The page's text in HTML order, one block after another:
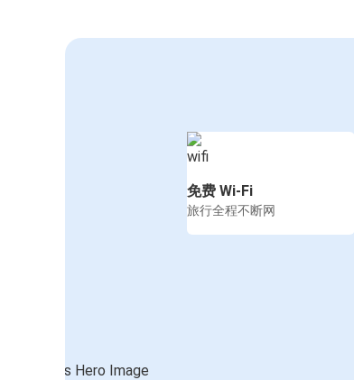
免费 Wi-Fi
旅行全程不断网